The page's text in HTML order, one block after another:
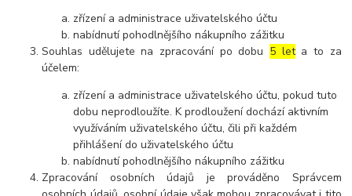
zřízení a administrace uživatelského účtu
nabídnutí pohodlnějšího nákupního zážitku
Souhlas udělujete na zpracování po dobu 5 leta to za
účelem:
zřízení a administrace uživatelského účtu, pokud tuto
dobu neprodloužíte. K prodloužení dochází aktivním
využíváním uživatelského účtu, čili při každém
přihlášení do uživatelského účtu
nabídnutí pohodlnějšího nákupního zážitku
Zpracování osobních údajů je prováděno Správcem